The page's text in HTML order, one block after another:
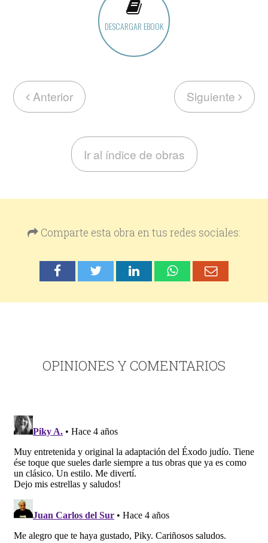
DESCARGAR EBOOK
Anterior Siguiente
Ir al índice de obras
Comparte esta obra en tus redes sociales:
OPINIONES Y COMENTARIOS